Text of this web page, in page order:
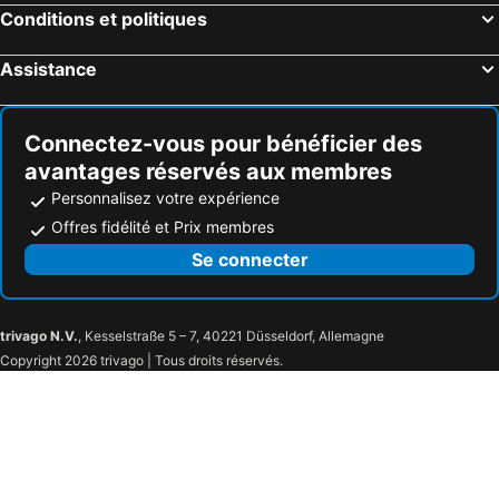
Honolulu, Hawaii Hôtels
Conditions et politiques
Assistance
Connectez-vous pour bénéficier des
avantages réservés aux membres
Personnalisez votre expérience
Offres fidélité et Prix membres
Se connecter
trivago N.V., Kesselstraße 5 – 7, 40221 Düsseldorf, Allemagne
Copyright 2026 trivago | Tous droits réservés.